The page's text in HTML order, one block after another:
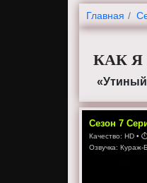
Главная
КАК Я
«Утиный
Сезон7
Качество:HD •
Озвучка:Кураж-